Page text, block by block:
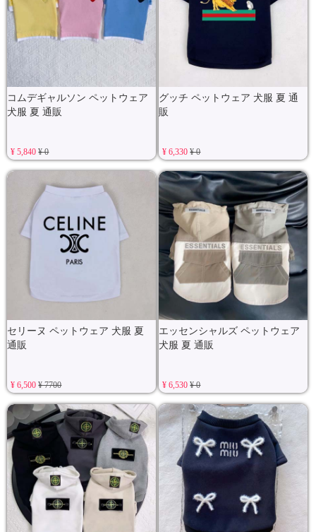
コムデギャルソン ペットウェア
犬服 夏 通販
¥ 5,840¥ 0
グッチ ペットウェア 犬服 夏 通
販
¥ 6,330¥ 0
セリーヌ ペットウェア 犬服 夏
通販
¥ 6,500¥ 7700
エッセンシャルズ ペットウェア
犬服 夏 通販
¥ 6,530¥ 0